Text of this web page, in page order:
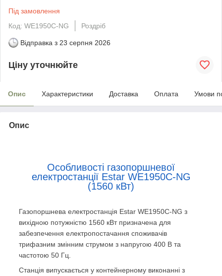
Під замовлення
Код: WE1950С-NG
Роздріб
Відправка з 23 серпня 2026
Ціну уточнюйте
Опис Характеристики Доставка Оплата Умови
Опис
Особливості газопоршневої
електростанції Estar WE1950С-NG
(1560 кВт)
Газопоршнева електростанція Estar WE1950С-NG з
вихідною потужністю 1560 кВт призначена для
забезпечення електропостачання споживачів
трифазним змінним струмом з напругою 400 В та
частотою 50 Гц.
Станція випускається у контейнерному виконанні з